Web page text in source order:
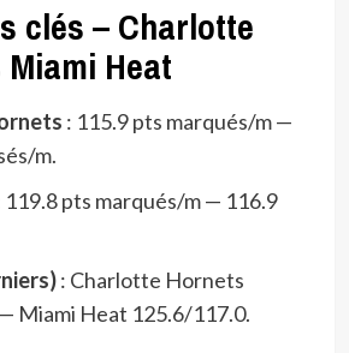
clés – Charlotte
Heat
: 115.9 pts marqués/m —
m.
119.8 pts marqués/m — 116.9
: Charlotte Hornets
Miami Heat 125.6/117.0.